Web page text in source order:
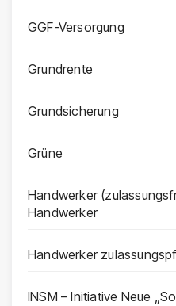
GGF-Versorgung
Grundrente
Grundsicherung
Grüne
Handwerker
Handwerker
Handwerker
INSM – Initiative Neue